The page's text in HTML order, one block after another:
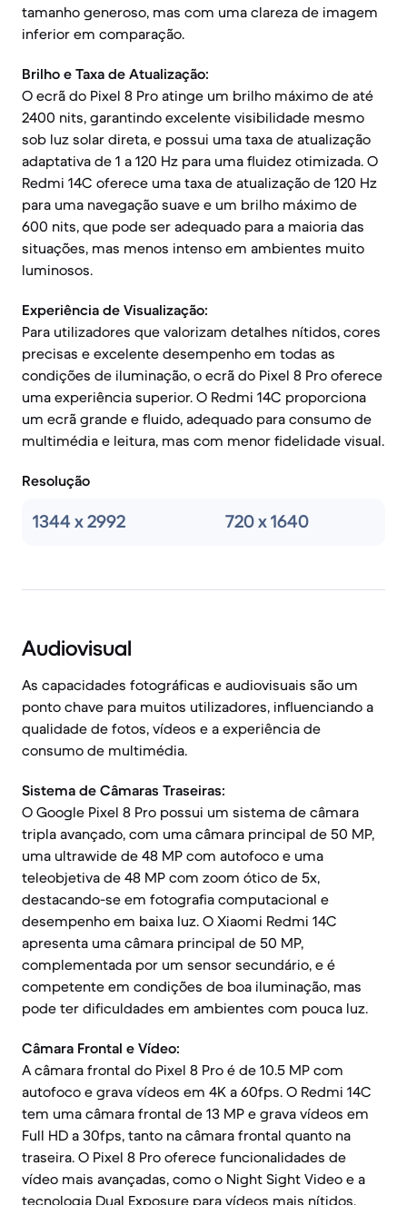
tamanho generoso, mas com uma clareza de imagem
inferior em comparação.
Brilho e Taxa de Atualização:
O ecrã do Pixel 8 Pro atinge um brilho máximo de até
2400 nits, garantindo excelente visibilidade mesmo
sob luz solar direta, e possui uma taxa de atualização
adaptativa de 1 a 120 Hz para uma fluidez otimizada. O
Redmi 14C oferece uma taxa de atualização de 120 Hz
para uma navegação suave e um brilho máximo de
600 nits, que pode ser adequado para a maioria das
situações, mas menos intenso em ambientes muito
luminosos.
Experiência de Visualização:
Para utilizadores que valorizam detalhes nítidos, cores
precisas e excelente desempenho em todas as
condições de iluminação, o ecrã do Pixel 8 Pro oferece
uma experiência superior. O Redmi 14C proporciona
um ecrã grande e fluido, adequado para consumo de
multimédia e leitura, mas com menor fidelidade visual.
Resolução
1344 x 2992 720 x 1640
Audiovisual
As capacidades fotográficas e audiovisuais são um
ponto chave para muitos utilizadores, influenciando a
qualidade de fotos, vídeos e a experiência de
consumo de multimédia.
Sistema de Câmaras Traseiras:
O Google Pixel 8 Pro possui um sistema de câmara
tripla avançado, com uma câmara principal de 50 MP,
uma ultrawide de 48 MP com autofoco e uma
teleobjetiva de 48 MP com zoom ótico de 5x,
destacando-se em fotografia computacional e
desempenho em baixa luz. O Xiaomi Redmi 14C
apresenta uma câmara principal de 50 MP,
complementada por um sensor secundário, e é
competente em condições de boa iluminação, mas
pode ter dificuldades em ambientes com pouca luz.
Câmara Frontal e Vídeo:
A câmara frontal do Pixel 8 Pro é de 10.5 MP com
autofoco e grava vídeos em 4K a 60fps. O Redmi 14C
tem uma câmara frontal de 13 MP e grava vídeos em
Full HD a 30fps, tanto na câmara frontal quanto na
traseira. O Pixel 8 Pro oferece funcionalidades de
vídeo mais avançadas, como o Night Sight Video e a
tecnologia Dual Exposure para vídeos mais nítidos.